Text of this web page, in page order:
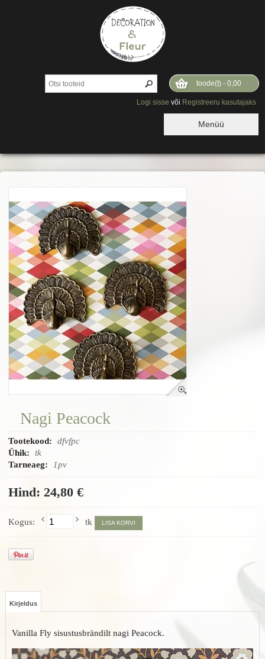
toode(t) - 0,00
Logi sisse või Registreeru kasutajaks
Menüü
Nagi Peacock
Tootekood:
dfvfpc
Ühik:
tk
Tarneaeg:
1pv
Hind: 24,80 €
Kogus: tk LISA KORVI
Kirjeldus
Vanilla Fly sisustusbrändilt nagi Peacock.